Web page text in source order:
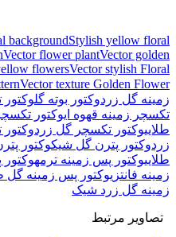
backgroundStylish yellow floral
Vector flower plantVector golden
flowersVector stylish Floral
Vector texture Golden Flower
زمینه گل زردوکتور بوته گلوکتور
تکسچر زمینه قهوه ایوکتور
طلاییوکتور تکسچر گل زرد
زردوکتور پترن گل شیکوکتور
طلاییوکتور پس زمینه ترمه
زمینه فانتزیوکتور پس زمینه گل
زمینه گل زرد شیک
تصاویر مرتبط